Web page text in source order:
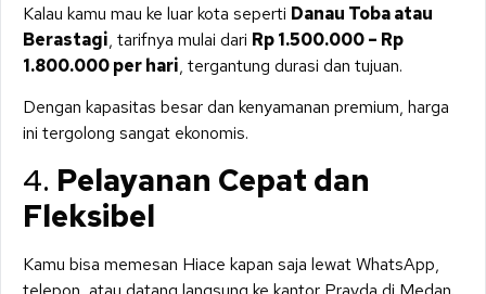
Kalau kamu mau ke luar kota seperti Danau Toba atau
Berastagi, tarifnya mulai dari Rp 1.500.000 – Rp
1.800.000 per hari, tergantung durasi dan tujuan.
Dengan kapasitas besar dan kenyamanan premium, harga
ini tergolong sangat ekonomis.
4. Pelayanan Cepat dan
Fleksibel
Kamu bisa memesan Hiace kapan saja lewat WhatsApp,